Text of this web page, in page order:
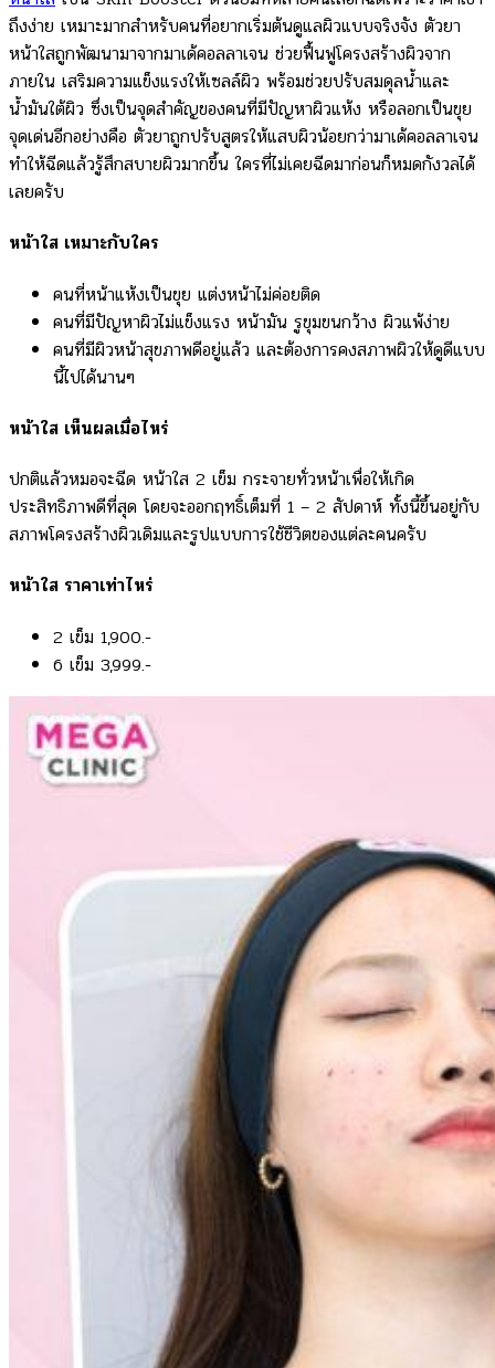
ถึงง่าย เหมาะมากสำหรับคนที่อยากเริ่มต้นดูแลผิวแบบจริงจัง ตัวยา
หน้าใสถูกพัฒนามาจากมาเด้คอลลาเจน ช่วยฟื้นฟูโครงสร้างผิวจาก
ภายใน เสริมความแข็งแรงให้เซลล์ผิว พร้อมช่วยปรับสมดุลน้ำและ
น้ำมันใต้ผิว ซึ่งเป็นจุดสำคัญของคนที่มีปัญหาผิวแห้ง หรือลอกเป็นขุย
จุดเด่นอีกอย่างคือ ตัวยาถูกปรับสูตรให้แสบผิวน้อยกว่ามาเด้คอลลาเจน
ทำให้ฉีดแล้วรู้สึกสบายผิวมากขึ้น ใครที่ไม่เคยฉีดมาก่อนก็หมดกังวลได้
เลยครับ
หน้าใส เหมาะกับใคร
คนที่หน้าแห้งเป็นขุย แต่งหน้าไม่ค่อยติด
คนที่มีปัญหาผิวไม่แข็งแรง หน้ามัน รูขุมขนกว้าง ผิวแพ้ง่าย
คนที่มีผิวหน้าสุขภาพดีอยู่แล้ว และต้องการคงสภาพผิวให้ดูดีแบบ
นี้ไปได้นานๆ
หน้าใส เห็นผลเมื่อไหร่
ปกติแล้วหมอจะฉีด หน้าใส 2 เข็ม กระจายทั่วหน้าเพื่อให้เกิด
ประสิทธิภาพดีที่สุด โดยจะออกฤทธิ์เต็มที่ 1 – 2 สัปดาห์ ทั้งนี้ขึ้นอยู่กับ
สภาพโครงสร้างผิวเดิมและรูปแบบการใช้ชีวิตของแต่ละคนครับ
หน้าใส ราคาเท่าไหร่
2 เข็ม 1,900.-
6 เข็ม 3,999.-